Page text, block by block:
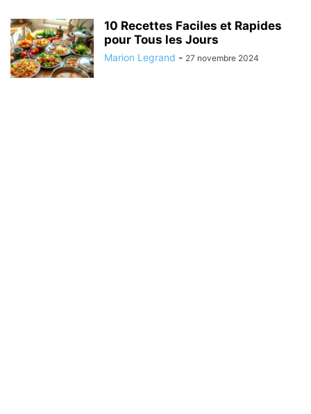
10 Recettes Faciles et Rapides
pour Tous les Jours
Marion Legrand - 27 novembre 2024